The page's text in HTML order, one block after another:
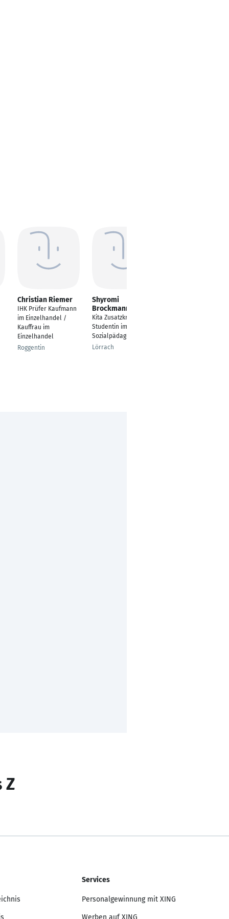
Christian Riemer
IHK Prüfer Kaufmann
im Einzelhandel /
Kauffrau im
Einzelhandel
Roggentin
Shyromi
Brockmann
Kita Zusatzkraft und
Studentin im Fach
Sozialpädagogik
Lörrach
Z
Services
Personalgewinnung mit XING
Werben auf XING